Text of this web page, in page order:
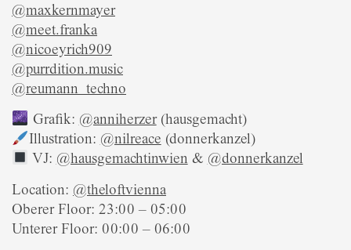
@maxkernmayer
@meet.franka
@nicoeyrich909
@purrdition.music
@reumann_techno
Grafik: @anniherzer(hausgemacht)
Illustration: @nilreace (donnerkanzel)
VJ: @hausgemachtinwien & @donnerkanzel
Location: @theloftvienna
Oberer Floor: 23:00 – 05:00
Unterer Floor: 00:00 – 06:00